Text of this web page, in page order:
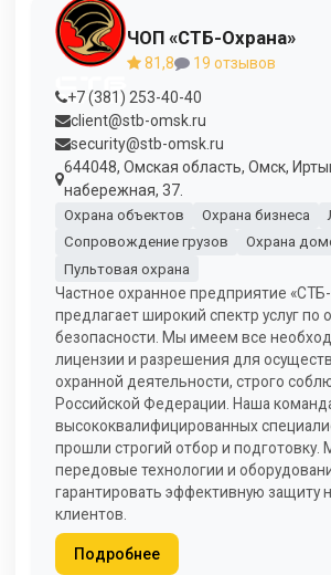
ЧОП «СТБ-Охрана»
81,8
19 отзывов
+7 (381) 253-40-40
client@stb-omsk.ru
security@stb-omsk.ru
644048, Омская область, Омск,
набережная, 37.
Охрана объектов Охрана бизнеса
Сопровождение грузов
Охрана
Пультовая охрана
Частное охранное предприятие
предлагает широкий спектр услуг по
безопасности. Мы имеем все
лицензии и разрешения для
охранной деятельности, строго
Российской Федерации. Наша
высококвалифицированных
прошли строгий отбор и подготовку.
передовые технологии и
гарантировать эффективную защиту
клиентов.
Подробнее